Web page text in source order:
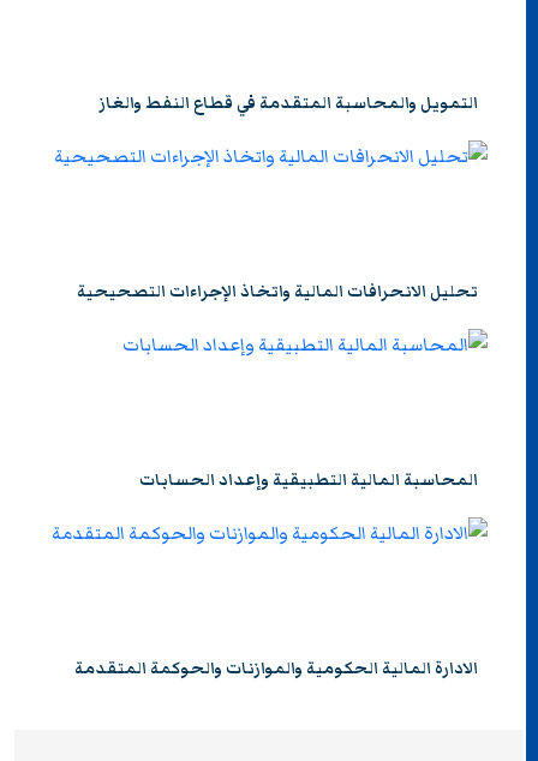
التمويل والمحاسبة المتقدمة في قطاع النفط والغاز
تحليل الانحرافات المالية واتخاذ الإجراءات التصحيحية
المحاسبة المالية التطبيقية وإعداد الحسابات
الادارة المالية الحكومية والموازنات والحوكمة المتقدمة